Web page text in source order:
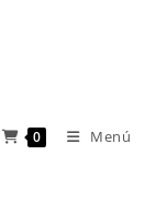
0 Menú